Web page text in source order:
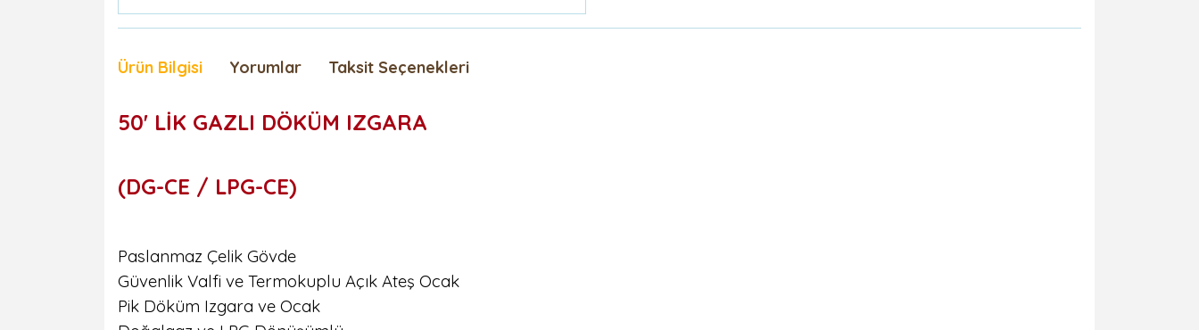
Ürün Bilgisi Yorumlar Taksit Seçenekleri
50' LİK GAZLI DÖKÜM IZGARA
(DG-CE / LPG-CE)
Paslanmaz Çelik Gövde
Güvenlik Valfi ve Termokuplu Açık Ateş Ocak
Pik Döküm Izgara ve Ocak